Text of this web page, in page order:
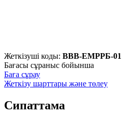
Жеткізуші коды: ВВВ-ЕМРРБ-01
Бағасы сұраныс бойынша
Баға сұрау
Жеткізу шарттары және төлеу
Сипаттама